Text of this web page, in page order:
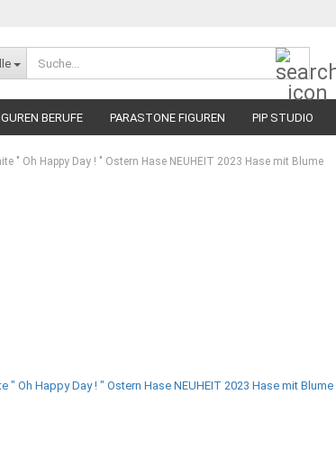
BERUFE PARASTONE FIGUREN PIP STUDIO
" Oh Happy Day ! " Ostern Hase NEUHEIT 2023 Hase mit Blume